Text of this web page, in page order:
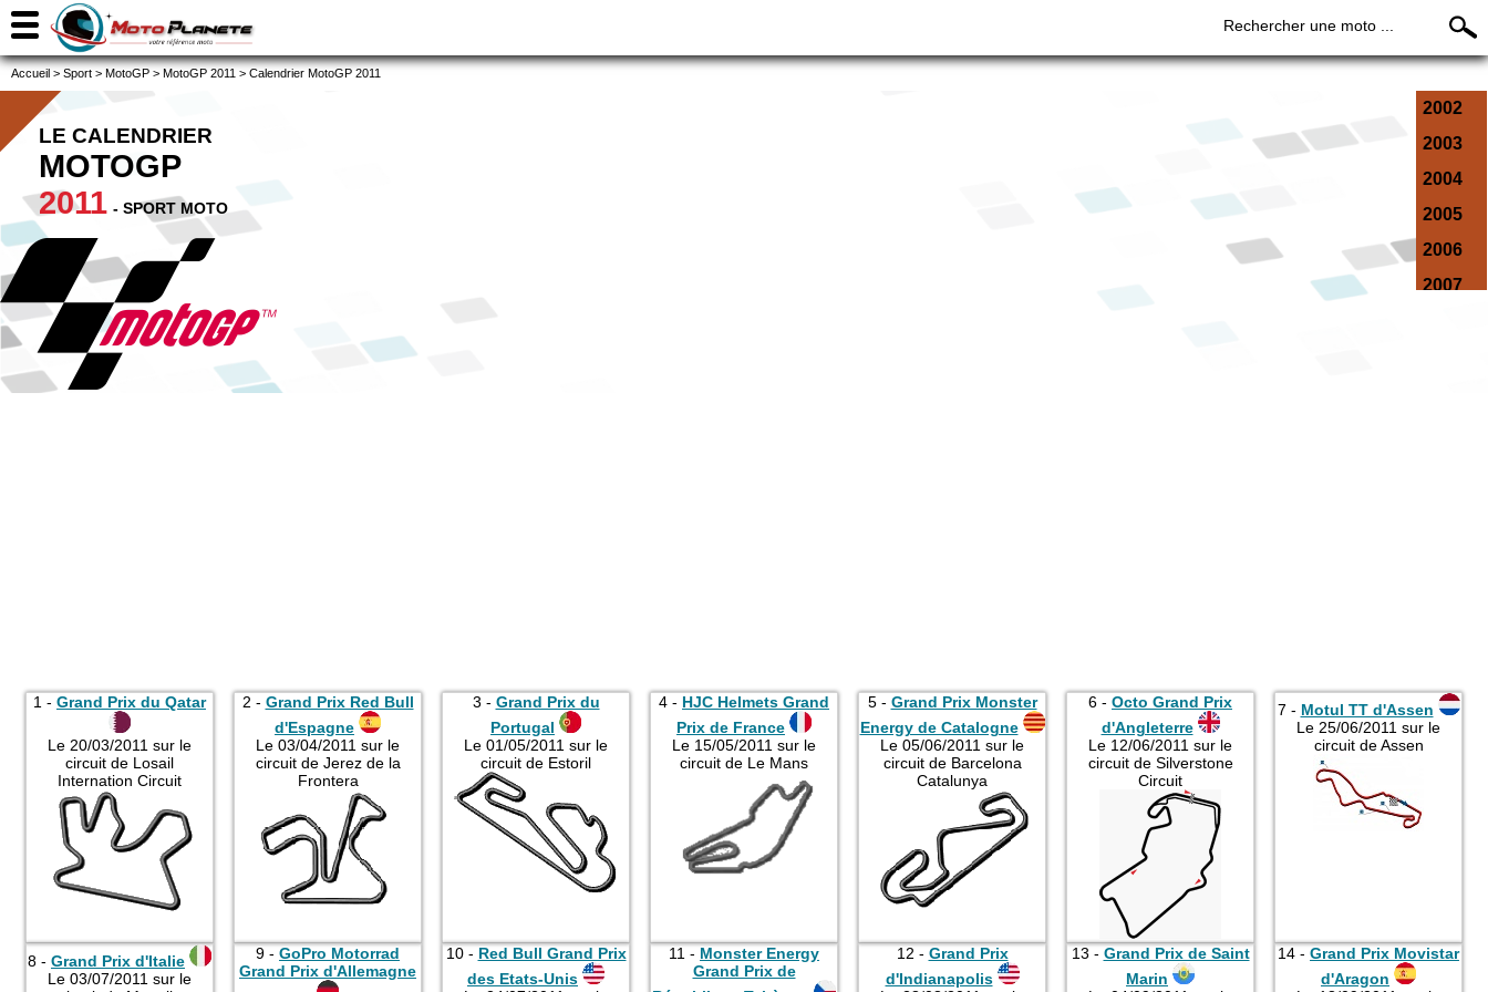
Rechercher une moto ...
Accueil > Sport > MotoGP > MotoGP 2011 > Calendrier MotoGP 2011
2002
2003
2004
2005
2006
2007
2019
2026
LE CALENDRIER
MOTOGP
2011 - SPORT MOTO
1 - Grand Prix du Qatar
Le 20/03/2011 sur le
circuit de Losail
Internation Circuit
2 - Grand Prix Red Bull
d'Espagne
Le 03/04/2011 sur le
circuit de Jerez de la
Frontera
3 - Grand Prix du
Portugal
Le 01/05/2011 sur le
circuit de Estoril
4 - HJC Helmets Grand
Prix de France
Le 15/05/2011 sur le
circuit de Le Mans
5 - Grand Prix Monster
Energy de Catalogne
Le 05/06/2011 sur le
circuit de Barcelona
Catalunya
6 - Octo Grand Prix
d'Angleterre
Le 12/06/2011 sur le
circuit de Silverstone
Circuit
7 - Motul TT d'Assen
Le 25/06/2011 sur le
circuit de Assen
8 - Grand Prix d'Italie
Le 03/07/2011 sur le
9 - GoPro Motorrad
Grand Prix d'Allemagne
10 - Red Bull Grand Prix
des Etats-Unis
11 - Monster Energy
Grand Prix de
12 - Grand Prix
d'Indianapolis
13 - Grand Prix de Saint
Marin
14 - Grand Prix Movistar
d'Aragon